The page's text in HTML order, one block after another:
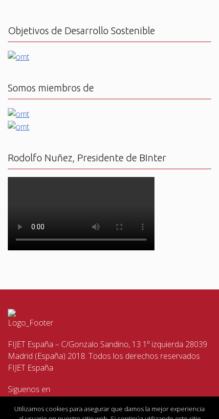
Objetivos de Desarrollo Sostenible
Somos miembros de
Rodolfo Nuñez, Presidente de BInter
FIJET España – C/Gonzalo Sandino, 13 1º izquierda 28039
Madrid (España) 2018. Todos los derechos reservados
FIJET España
Siguenos en
Utilizamos cookies para asegurar que damos la mejor experiencia